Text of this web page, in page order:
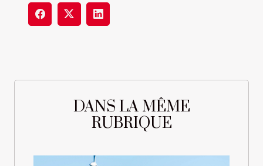
DANS LA MÊME
RUBRIQUE